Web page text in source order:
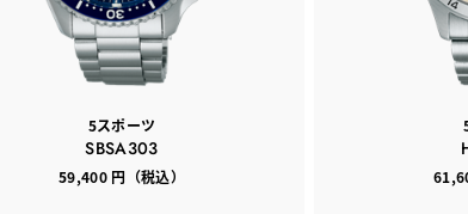
5スポーツ
SBSA303
59,400 円（税込）